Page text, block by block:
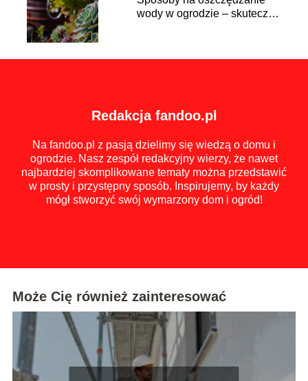
wody w ogrodzie – skuteczne
Redakcja fandoo.pl
Na fandoo.pl z pasją dzielimy się wiedzą o domu i
ogrodzie. Nasz zespół redakcyjny wierzy, że nawet
najbardziej skomplikowane tematy można przedstawić
w prosty i przystępny sposób. Inspirujemy, by każdy
mógł stworzyć swój wymarzony dom i ogród!
Może Cię również zainteresować